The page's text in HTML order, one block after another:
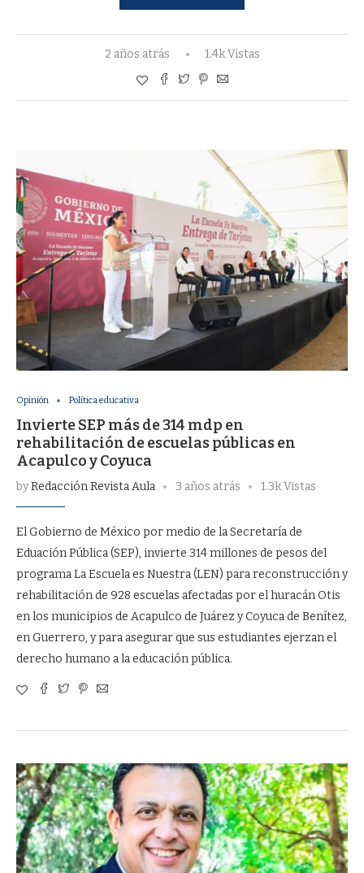
2 años atrás 1.4k Vistas
Opinión Política educativa
Invierte SEP más de 314 mdp en
rehabilitación de escuelas públicas en
Acapulco y Coyuca
byRedacción Revista Aula 3 años atrás 1.3k Vistas
El Gobierno de México por medio de la Secretaría de
Eduación Pública (SEP), invierte 314 millones de pesos del
programa La Escuela es Nuestra (LEN) para reconstrucción y
rehabilitación de 928 escuelas afectadas por el huracán Otis
en los municipios de Acapulco de Juárez y Coyuca de Benítez,
en Guerrero, y para asegurar que sus estudiantes ejerzan el
derecho humano a la educación pública.